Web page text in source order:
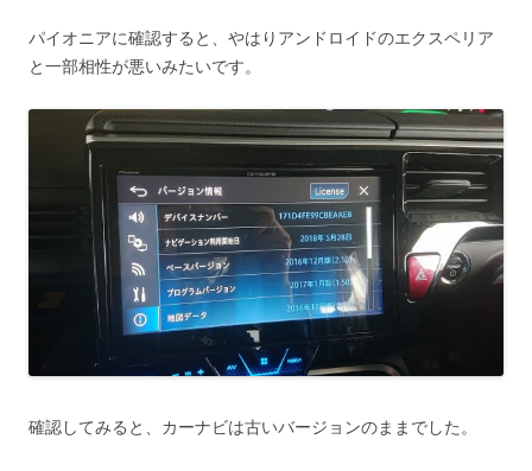
パイオニアに確認すると、やはりアンドロイドのエクスペリア
と一部相性が悪いみたいです。
確認してみると、カーナビは古いバージョンのままでした。